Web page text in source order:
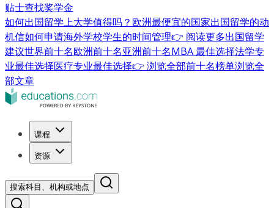
贴士查找奖学金
如何出国留学上大学值得吗？ 欧洲最便宜的国家出国留学的动
机信如何申请海外学校学生的时间管理👉 阅读更多出国留学
建议世界前十名欧洲前十名亚洲前十名MBA 最佳选择法学专
业最佳选择医疗专业最佳选择👉 浏览全部前十名榜单浏览全
部文章
课程
资源
搜索科目、机构或地点